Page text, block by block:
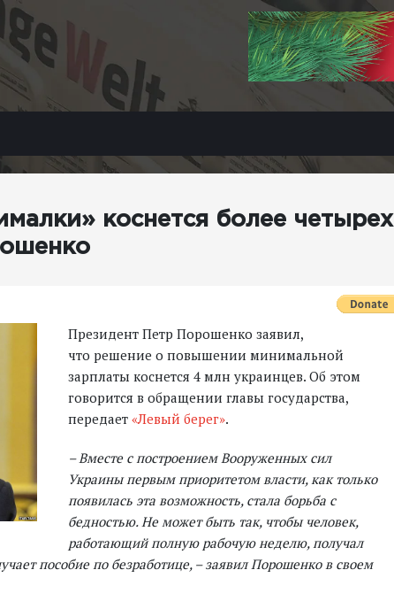
коснется более четырех
Президент Петр Порошенко заявил,
что решение о повышении минимальной
зарплаты коснется 4 млн украинцев. Об этом
говорится в обращении главы государства,
передает «Левый берег».
– Вместе с построением Вооруженных сил
Украины первым приоритетом власти, как только
появилась эта возможность, стала борьба с
бедностью. Не может быть так, чтобы человек,
работающий полную рабочую неделю, получал
пособие по безработице, – заявил Порошенко в своем